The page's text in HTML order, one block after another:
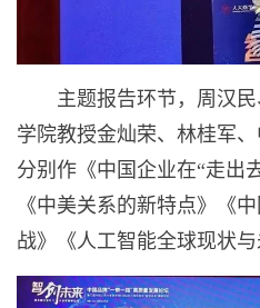
主题报告环节，周汉
学院教授金灿荣、林桂军
分别作《中国企业在“走出
《中美关系的新特点》《
战》《人工智能全球现状与